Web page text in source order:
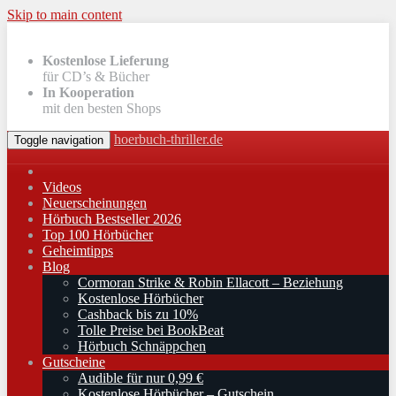
Skip to main content
Kostenlose Lieferung
für CD’s & Bücher
In Kooperation
mit den besten Shops
Toggle navigation hoerbuch-thriller.de
Videos
Neuerscheinungen
Hörbuch Bestseller 2026
Top 100 Hörbücher
Geheimtipps
Blog
Cormoran Strike & Robin Ellacott – Beziehung
Kostenlose Hörbücher
Cashback bis zu 10%
Tolle Preise bei BookBeat
Hörbuch Schnäppchen
Gutscheine
Audible für nur 0,99 €